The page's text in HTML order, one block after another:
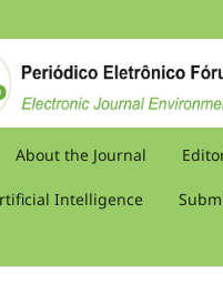
About the Journal
Intelligence